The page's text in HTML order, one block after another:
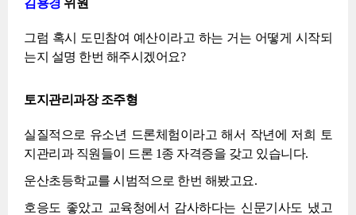
김용경 위원
그럼 혹시 도민참여 예산이라고 하는 거는 어떻게 시작되
는지 설명 한번 해주시겠어요?
토지관리과장 조주형
실질적으로 유소년 드론체험이라고 해서 작년에 저희 토
지관리과 직원들이 드론 1종 자격증을 갖고 있습니다.
운산초등학교를 시범적으로 한번 해봤고요.
호응도 좋았고 교육청에서 감사하다는 신문기사도 냈고